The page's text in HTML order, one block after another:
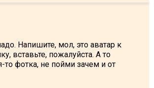
Напишите, мол, это аватар к
вставьте, пожалуйста. А то
то фотка, не пойми зачем и от